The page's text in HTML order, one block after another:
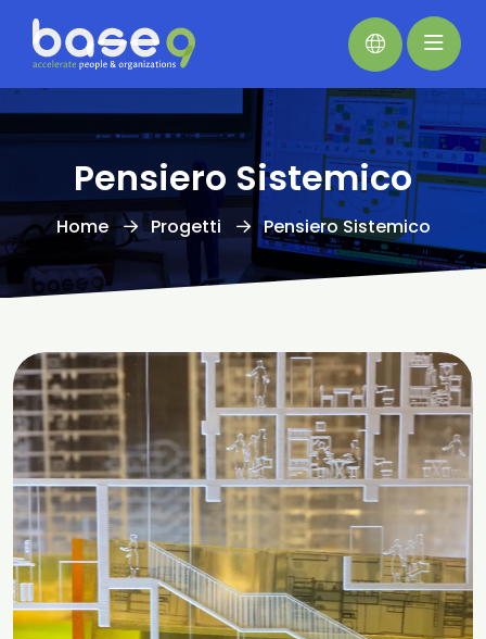
Pensiero Sistemico
Home Progetti Pensiero Sistemico